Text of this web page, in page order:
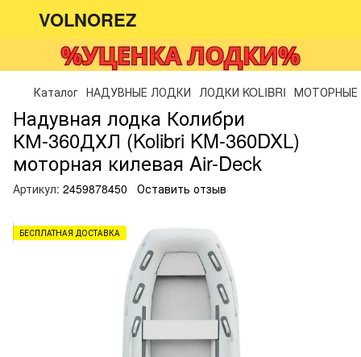
VOLNOREZ
Каталог НАДУВНЫЕ ЛОДКИ ЛОДКИ KOLIBRI
Надувная лодка Колибри
КМ-360ДХЛ (Kolibri KM-360DXL)
моторная килевая Air-Deck
Артикул: 2459878450 Оставить отзыв
БЕСПЛАТНАЯ ДОСТАВКА